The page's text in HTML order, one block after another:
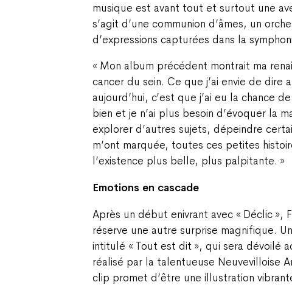
musique est avant tout et surtout une
s’agit d’une communion d’âmes, un
d’expressions capturées dans la
« Mon album précédent montrait ma
cancer du sein. Ce que j’ai envie de dire
aujourd’hui, c’est que j’ai eu la chance
bien et je n’ai plus besoin d’évoquer la
explorer d’autres sujets, dépeindre
m’ont marquée, toutes ces petites
l’existence plus belle, plus palpitante. »
Emotions en cascade
Après un début enivrant avec « Déclic »,
réserve une autre surprise magnifique.
intitulé « Tout est dit », qui sera dévoilé
réalisé par la talentueuse Neuvevilloise
clip promet d’être une illustration